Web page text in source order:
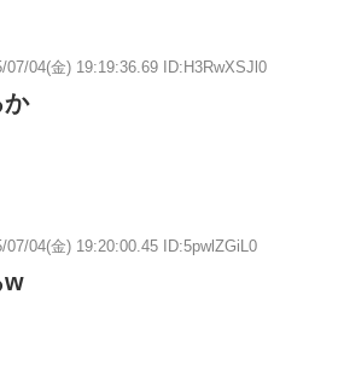
07/04(金) 19:19:36.69 ID:H3RwXSJl0
か
07/04(金) 19:20:00.45 ID:5pwlZGiL0
w